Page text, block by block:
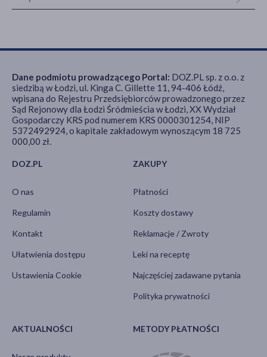
DOZ.PL
O nas
Regulamin
Kontakt
Ułatwienia dostępu
Ustawienia Cookie
ZAKUPY
Płatności
Koszty dostawy
Reklamacje / Zwroty
Leki na receptę
Najczęściej zadawane pytania
Polityka prywatności
AKTUALNOŚCI METODY PŁATNOŚCI
Dane podmiotu prowadzącego Portal: DOZ.PL sp. z o.o. z
siedzibą w Łodzi, ul. Kinga C. Gillette 11, 94-406 Łódź,
wpisana do Rejestru Przedsiębiorców prowadzonego przez
Sąd Rejonowy dla Łodzi Śródmieścia w Łodzi, XX Wydział
Gospodarczy KRS pod numerem KRS 0000301254, NIP
5372492924, o kapitale zakładowym wynoszącym 18 725
000,00 zł.